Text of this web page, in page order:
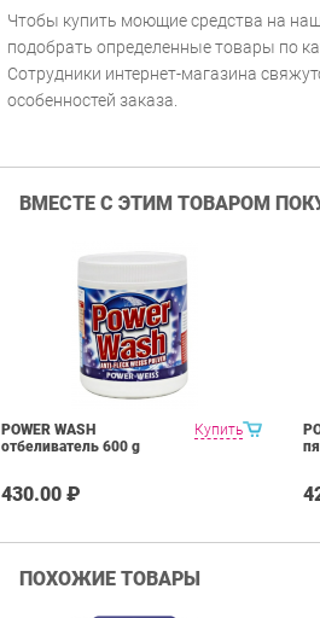
Чтобы купить моющие средства на
подобрать определенные товары по
Сотрудники интернет-магазина
особенностей заказа.
ВМЕСТЕ С ЭТИМ ТОВАРОМ
Купить
POWER WASH
отбеливатель 600 g
430.00 ₽
ПОХОЖИЕ ТОВАРЫ